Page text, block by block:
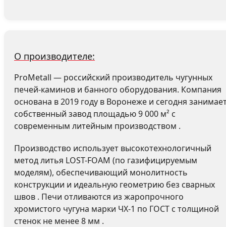
О производителе:
ProMetall — российский производитель чугунных
печей-каминов и банного оборудования. Компания
основана в 2019 году в Воронеже и сегодня
собственный завод площадью 9 000 м² с
современным литейным производством .
Производство использует высокотехнологичный
метод литья LOST-FOAM (по газифицируемым
моделям), обеспечивающий монолитность
конструкции и идеальную геометрию без сварных
швов . Печи отливаются из жаропрочного
хромистого чугуна марки ЧХ-1 по ГОСТ с толщиной
стенок не менее 8 мм .